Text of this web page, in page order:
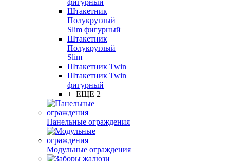
фигурный
Штакетник
Полукруглый
Slim фигурный
Штакетник
Полукруглый
Slim
Штакетник Twin
Штакетник Twin
фигурный
+ ЕЩЕ 2
Панельные ограждения
Модульные ограждения